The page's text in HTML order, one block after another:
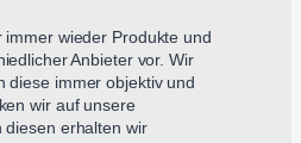
immer wieder Produkte und
Anbieter vor. Wir
diese immer objektiv und
wir auf unsere
diesen erhalten wir